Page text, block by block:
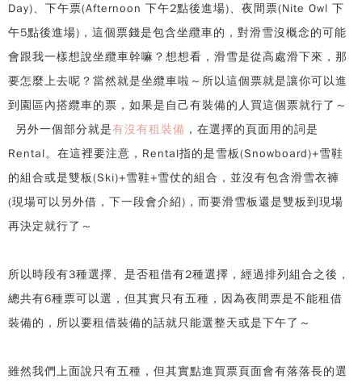
Day)、下午票(Afternoon 下午2點後進場)、夜間票(Nite Owl 下
午5點後進場)，這個票錢是包含坐纜車的，對滑雪沒概念的可能
會跟我一樣想說坐纜車幹嘛？想想看，滑雪是從高處滑下來，那
要怎麼上去呢？當然就是坐纜車啦～所以這個票就是讓你可以進
到園區內搭纜車的票，如果是自己有裝備的人買這個票就行了～
另外一個部分就是有沒有租裝備 ，在選擇的頁面用的詞是
Rental。在這裡要注意，Rental指的是雪板(Snowboard)+雪鞋
的組合或是雙板(Ski)+雪鞋+雪仗的組合，並沒有包含滑雪衣褲
(現場可以另外借，下一段會介紹)，而要滑雪板還是雙板到現場
再決定就行了～
所以時段有3種選擇、是否租借有2種選擇，經過排列組合之後，
總共有6種票可以選，但其實只有五種，因為夜間票是不能租借
裝備的，所以要租借裝備的話就只能選整天或是下午了～
雖然我們上面說只有五種，但其實點進買票頁面會有落落長的選